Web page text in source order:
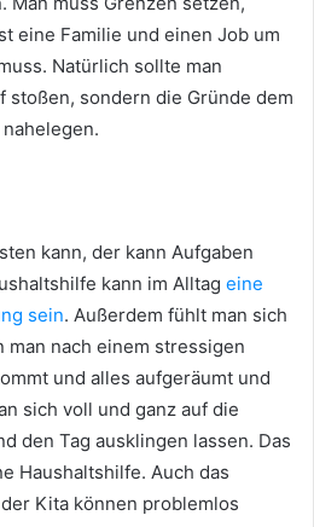
eine Familie und einen Job um
Natürlich sollte man
stoßen, sondern die Gründe dem
kann, der kann Aufgaben
kann im Alltag eine
sein. Außerdem fühlt man sich
nach einem stressigen
und alles aufgeräumt und
sich voll und ganz auf die
den Tag ausklingen lassen. Das
Haushaltshilfe. Auch das
Kita können problemlos